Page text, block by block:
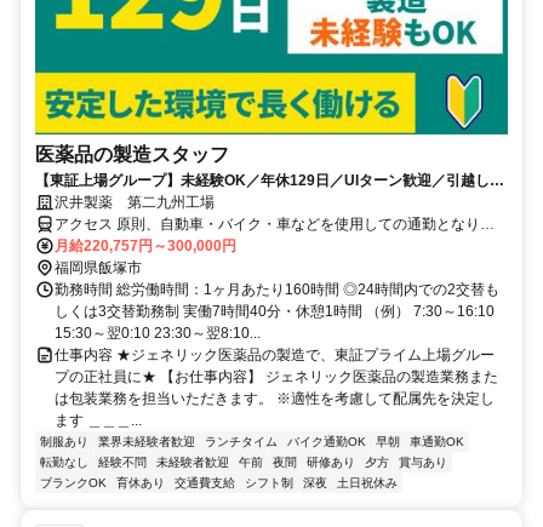
医薬品の製造スタッフ
【東証上場グループ】未経験OK／年休129日／UIターン歓迎／引越し費
用全額補助！／完全週休2日制／賞与年2回※6.5ヶ月実績有
沢井製薬 第二九州工場
アクセス 原則、自動車・バイク・車などを使用しての通勤となりま
す。＊JRの最寄駅より車で15分程度＊車通勤される方には、通勤手
当（ガソリン代）に加え、車両維持費として月5,000円を支給しま
す。シフトにもよりますが、通勤ラッシュを避けて出勤できるため、
渋滞のストレスもありません。
月給220,757円～300,000円
福岡県飯塚市
勤務時間 総労働時間：1ヶ月あたり160時間 ◎24時間内での2交替も
しくは3交替勤務制 実働7時間40分・休憩1時間 （例） 7:30～16:10
15:30～翌0:10 23:30～翌8:10...
仕事内容 ★ジェネリック医薬品の製造で、東証プライム上場グルー
プの正社員に★ 【お仕事内容】 ジェネリック医薬品の製造業務また
は包装業務を担当いただきます。 ※適性を考慮して配属先を決定し
ます ＿＿＿...
制服あり 業界未経験者歓迎 ランチタイム バイク通勤OK 早朝
車通勤OK
転勤なし
経験不問 未経験者歓迎 午前 夜間 研修あり 夕方
賞与あり
ブランクOK
育休あり 交通費支給 シフト制 深夜 土日祝休み